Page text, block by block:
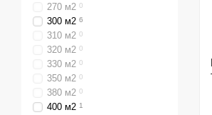
270 м2 0
300 м2 6
310 м2 0
320 м2 0
330 м2 0
350 м2 0
380 м2 0
400 м2 1